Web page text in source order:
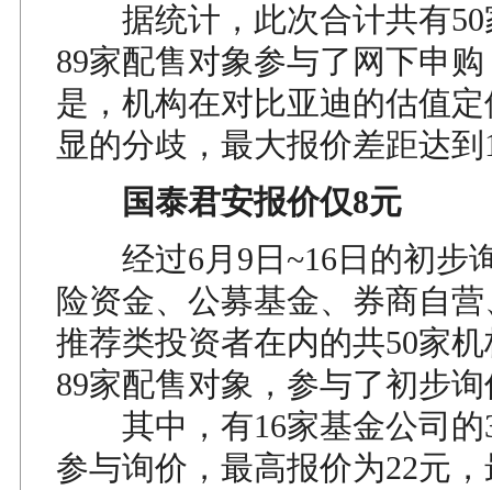
据统计，此次合计共有50
89家配售对象参与了网下申
是，机构在对比亚迪的估值
显的分歧，最大报价差距达到
国泰君安报价仅8元
经过6月9日~16日的初步
险资金、公募基金、券商自
推荐类投资者在内的共50家
89家配售对象，参与了初步
其中，有16家基金公司的
参与询价，最高报价为22元